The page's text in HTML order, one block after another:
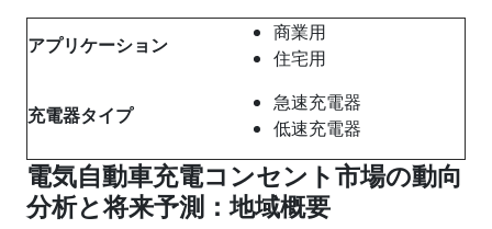
アプリケーション
商業用
住宅用
充電器タイプ
急速充電器
低速充電器
電気自動車充電コンセント市場の動向
分析と将来予測：地域概要